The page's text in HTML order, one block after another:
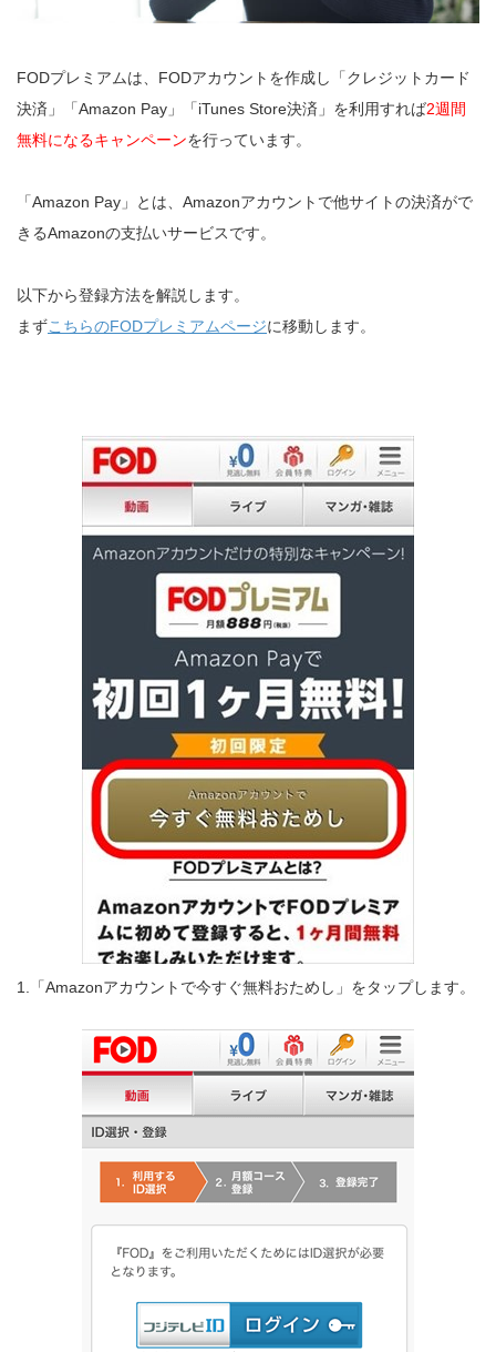
FODプレミアムは、FODアカウントを作成し「クレジットカード
決済」「Amazon Pay」「iTunes Store決済」を利用すれば2週間
無料になるキャンペーンを行っています。
「Amazon Pay」とは、Amazonアカウントで他サイトの決済がで
きるAmazonの支払いサービスです。
以下から登録方法を解説します。
まずこちらのFODプレミアムページに移動します。
1.「Amazonアカウントで今すぐ無料おためし」をタップします。